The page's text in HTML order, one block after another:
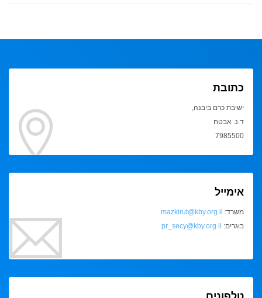
כתובת
ישיבת כרם ביבנה,
ד.נ. אבטח
7985500
אימייל
משרד: mazkirut@kby.org.il
בוגרים: pr_secy@kby.org.il